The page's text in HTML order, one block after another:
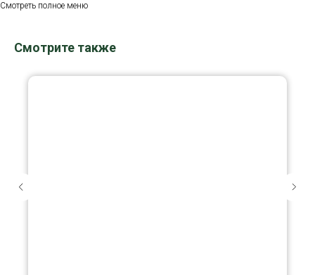
Смотреть полное меню
Смотрите также